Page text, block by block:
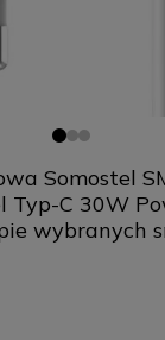
Somostel
Typ-C 30W
wybranych